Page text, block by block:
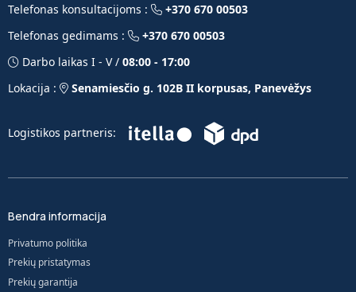
Telefonas konsultacijoms :
+370 670 00503
Telefonas gedimams :
+370 670 00503
Darbo laikas I - V / 08:00 - 17:00
Lokacija :
Senamiesčio g. 102B II korpusas, Panevėžys
Logistikos partneris:
Bendra informacija
Privatumo politika
Prekių pristatymas
Prekių garantija